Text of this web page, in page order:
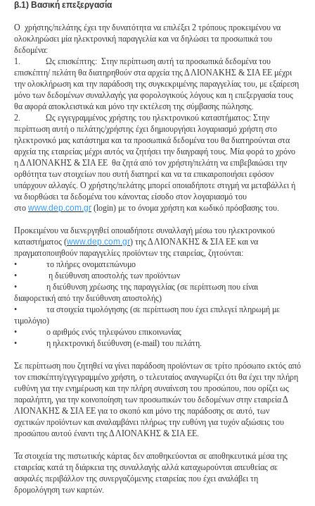
β.1) Βασική επεξεργασία
Ο χρήστης/πελάτης έχει την δυνατότητα να επιλέξει 2 τρόπους προκειμένου να
ολοκληρώσει μία ηλεκτρονική παραγγελία και να δηλώσει τα προσωπικά του
δεδομένα:
1.
Ως επισκέπτης: Στην περίπτωση αυτή τα προσωπικά δεδομένα του
επισκέπτη/ πελάτη θα διατηρηθούν στα αρχεία της Δ ΛΙΟΝΑΚΗΣ & ΣΙΑ ΕΕ μέχρι
την ολοκλήρωση και την παράδοση της συγκεκριμένης παραγγελίας του, με εξαίρεση
μόνο των δεδομένων συναλλαγής για φορολογικούς λόγους και η επεξεργασία τους
θα αφορά αποκλειστικά και μόνο την εκτέλεση της σύμβασης πώλησης.
2.
Ως εγγεγραμμένος χρήστης του ηλεκτρονικού καταστήματος: Στην
περίπτωση αυτή ο πελάτης/χρήστης έχει δημιουργήσει λογαριασμό χρήστη στο
ηλεκτρονικό μας κατάστημα και τα προσωπικά δεδομένα του θα διατηρούνται στα
αρχεία της εταιρείας μέχρι αυτός να ζητήσει την διαγραφή τους. Μία φορά το χρόνο
η Δ ΛΙΟΝΑΚΗΣ & ΣΙΑ ΕΕ θα ζητά από τον χρήστη/πελάτη να επιβεβαιώσει την
ορθότητα των στοιχείων που συτή διατηρεί και να τα επικαιροποιήσει εφόσον
υπάρχουν αλλαγές. Ο χρήστης/πελάτης μπορεί οποιαδήποτε στιγμή να μεταβάλλει ή
να διορθώσει τα δεδομένα του κάνοντας είσοδο στον λογαριασμό του
στο www.dep.com.gr (login) με το όνομα χρήστη και κωδικό πρόσβασης του.
Προκειμένου να διενεργηθεί οποιαδήποτε συναλλαγή μέσω του ηλεκτρονικού
καταστήματος (www.dep.com.gr) της Δ ΛΙΟΝΑΚΗΣ & ΣΙΑ ΕΕ και να
πραγματοποιηθούν παραγγελίες προϊόντων της εταιρείας, ζητούνται:
•
το πλήρες ονοματεπώνυμο
•
η διεύθυνση αποστολής των προϊόντων
•
η διεύθυνση χρέωσης της παραγγελίας (σε περίπτωση που είναι
διαφορετική από την διεύθυνση αποστολής)
•
τα στοιχεία τιμολόγησης (σε περίπτωση που έχει επιλεγεί πληρωμή με
τιμολόγιο)
•
ο αριθμός ενός τηλεφώνου επικοινωνίας
•
η ηλεκτρονική διεύθυνση (e-mail) του πελάτη.
Σε περίπτωση που ζητηθεί να γίνει παράδοση προϊόντων σε τρίτο πρόσωπο εκτός από
τον επισκέπτη/εγγεγραμμένο χρήστη, ο τελευταίος αναγνωρίζει ότι θα έχει την πλήρη
ευθύνη για την ενημέρωση και την πλήρη συναίνεση του προσώπου, που ορίζει ως
παραλήπτη, για την κοινοποίηση των προσωπικών του δεδομένων στην εταιρεία Δ
ΛΙΟΝΑΚΗΣ & ΣΙΑ ΕΕ για το σκοπό και μόνο της παράδοσης σε αυτό, των
σχετικών προϊόντων και αναλαμβάνει πλήρως την ευθύνη για τυχόν αξιώσεις του
προσώπου αυτού έναντι της Δ ΛΙΟΝΑΚΗΣ & ΣΙΑ ΕΕ.
Τα στοιχεία της πιστωτικής κάρτας δεν αποθηκεύονται σε αποθηκευτικά μέσα της
εταιρείας κατά τη διάρκεια της συναλλαγής αλλά καταχωρούνται απευθείας σε
ασφαλές περιβάλλον της συνεργαζόμενης εταιρείας που έχει αναλάβει τη
δρομολόγηση των καρτών.